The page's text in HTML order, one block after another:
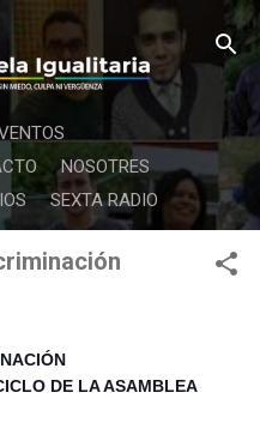
principal
NOSOTRES
SEXTA RADIO
DE LA ASAMBLEA